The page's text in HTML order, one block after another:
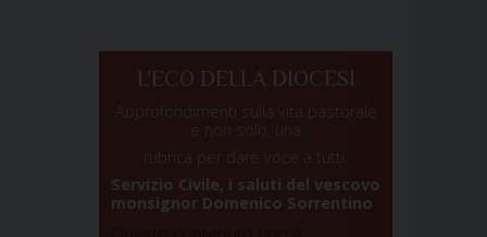
L'ECO DELLA DIOCESI
Approfondimenti sulla vita pastorale
e non solo, una
rubrica per dare voce a tutti.
Servizio Civile, i saluti del vescovo
monsignor Domenico Sorrentino